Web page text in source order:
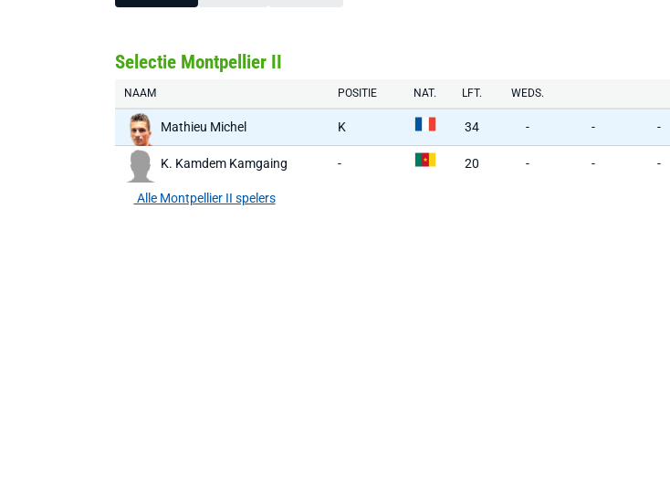
Selectie Montpellier II
NAAM POSITIE NAT. LFT. WEDS.
Mathieu Michel K 34 - - -
K. Kamdem Kamgaing - 20 - - -
Alle Montpellier II spelers